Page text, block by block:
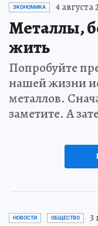
ЭКОНОМИКА 4 августа
Металлы,
жить
Попробуйте
нашей жизни
металлов.
заметите. А
НОВОСТИ ОБЩЕСТВО 3